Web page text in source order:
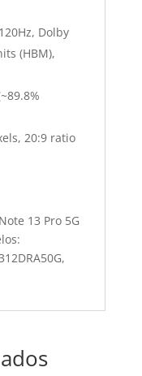
Dolby
(HBM),
20:9 ratio
13 Pro 5G